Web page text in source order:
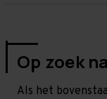
Op zoek
Als het